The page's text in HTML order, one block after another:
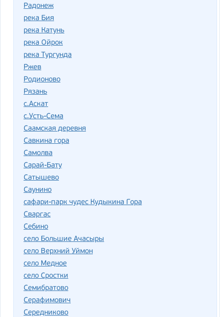
Радонеж
река Бия
река Катунь
река Ойрок
река Тургунда
Ржев
Родионово
Рязань
с.Аскат
с.Усть-Сема
Саамская деревня
Савкина гора
Самолва
Сарай-Бату
Сатышево
Саунино
сафари-парк чудес Кудыкина Гора
Сваргас
Себино
село Большие Ачасыры
село Верхний Уймон
село Медное
село Сростки
Семибратово
Серафимович
Середниково